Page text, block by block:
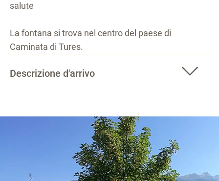
salute
La fontana si trova nel centro del paese di
Caminata di Tures.
Descrizione d'arrivo